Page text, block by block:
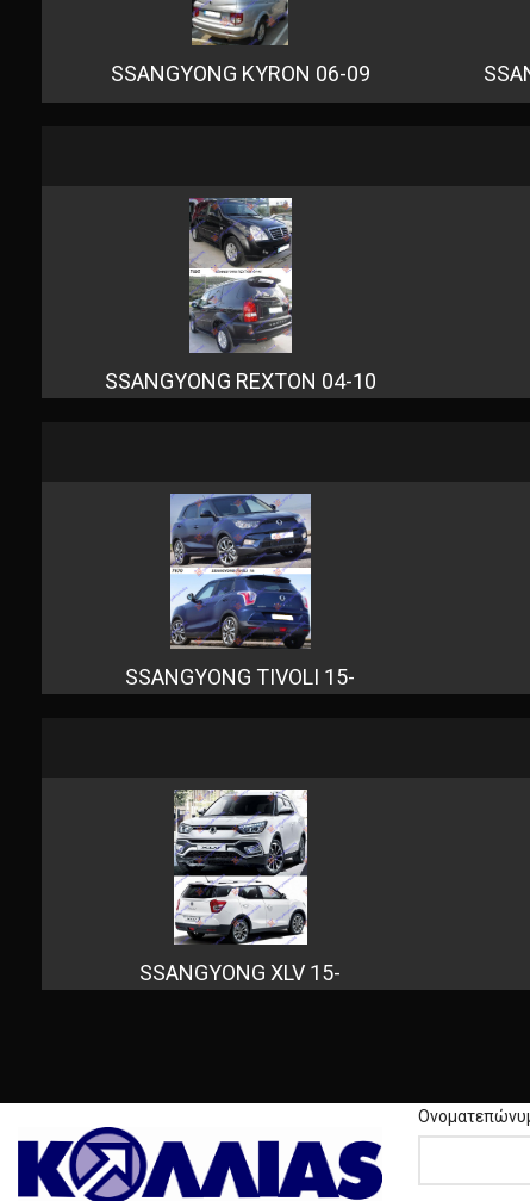
SSANGYONG KYRON 06-09
SSANGYONG REXTON 04-10
SSANGYONG TIVOLI 15-
SSANGYONG XLV 15-